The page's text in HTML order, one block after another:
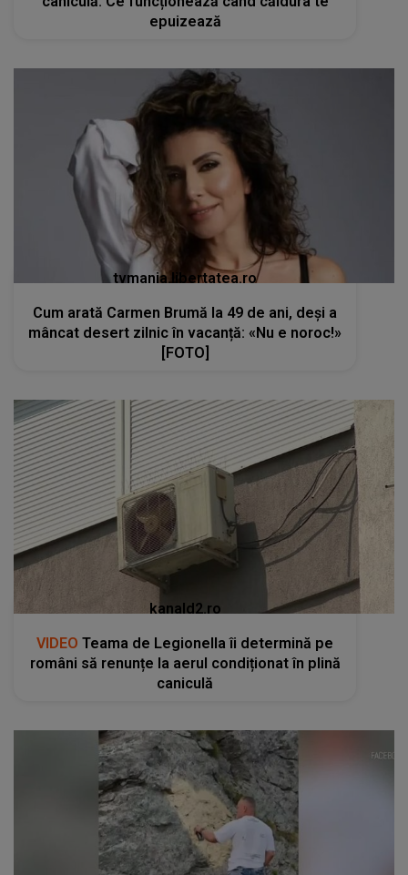
epuizează
tvmania.libertatea.ro
Cum arată Carmen Brumă la 49 de ani, deși a
mâncat desert zilnic în vacanță: «Nu e noroc!»
[FOTO]
kanald2.ro
VIDEO Teama de Legionella îi determină pe
români să renunțe la aerul condiționat în plină
caniculă